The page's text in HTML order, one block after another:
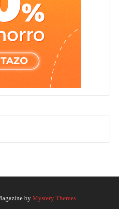
by Mystery Themes.